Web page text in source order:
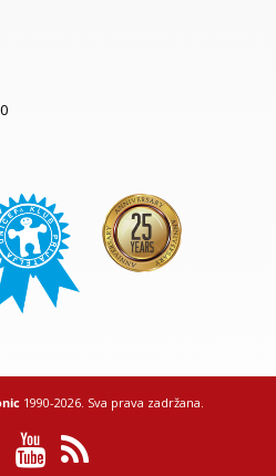
1990-2026. Sva prava zadržana.